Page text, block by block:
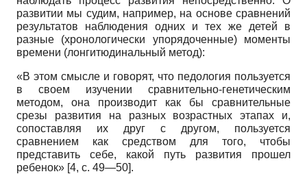
развитии мы судим, например, на основе сравнений
результатов наблюдения одних и тех же детей в
разные (хронологически упорядоченные) моменты
времени (лонгитюдинальный метод):
«В этом смысле и говорят, что педология пользуется
в своем изучении сравнительно-генетическим
методом, она производит как бы сравнительные
срезы развития на разных возрастных этапах и,
сопоставляя их друг с другом, пользуется
сравнением как средством для того, чтобы
представить себе, какой путь развития прошел
ребенок» [4, с. 49—50].